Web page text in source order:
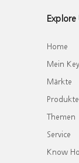
Explore
Home
Mein
Märkte
Produkte
Themen
Service
Know